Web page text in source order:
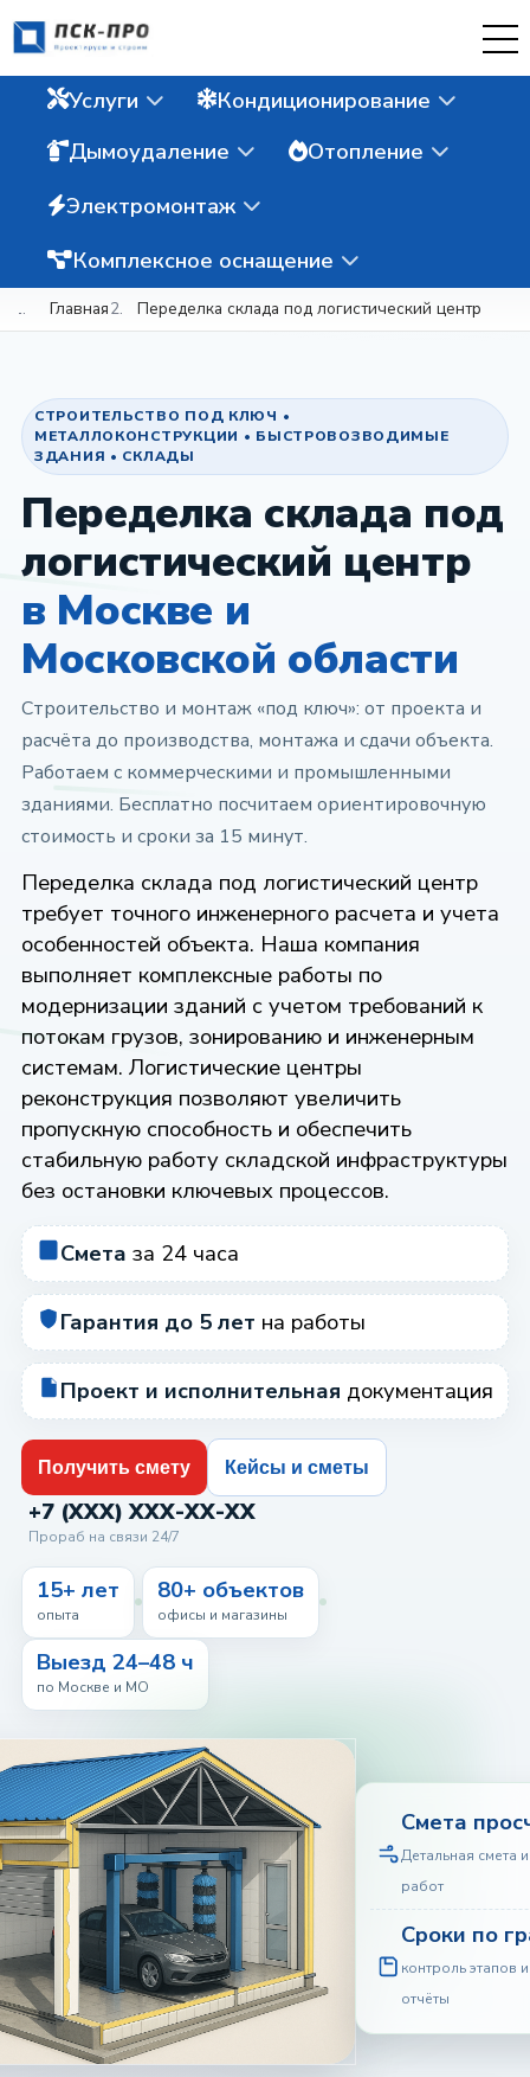
Услуги
Кондиционирование
Дымоудаление
Отопление
Электромонтаж
Комплексное оснащение
Главная Переделка склада под логистический центр
СТРОИТЕЛЬСТВО ПОД КЛЮЧ •
МЕТАЛЛОКОНСТРУКЦИИ • БЫСТРОВОЗВОДИМЫЕ
ЗДАНИЯ • СКЛАДЫ
Переделка склада под
логистический центр
в Москве и
Московской области
Строительство и монтаж «под ключ»: от проекта и
расчёта до производства, монтажа и сдачи объекта.
Работаем с коммерческими и промышленными
зданиями. Бесплатно посчитаем ориентировочную
стоимость и сроки за 15 минут.
Переделка склада под логистический центр
требует точного инженерного расчета и учета
особенностей объекта. Наша компания
выполняет комплексные работы по
модернизации зданий с учетом требований к
потокам грузов, зонированию и инженерным
системам. Логистические центры
реконструкция позволяют увеличить
пропускную способность и обеспечить
стабильную работу складской инфраструктуры
без остановки ключевых процессов.
Смета за 24 часа
Гарантия до 5 лет на работы
Проект и исполнительная документация
Получить смету Кейсы и сметы
+7 (XXX) XXX-XX-XX
Прораб на связи 24/7
15+ лет
опыта
80+ объектов
офисы и магазины
Выезд 24–48 ч
по Москве и МО
Смета
Детальная смета
работ
Сроки по
контроль этапов
отчёты